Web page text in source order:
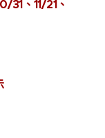
31、11/21、